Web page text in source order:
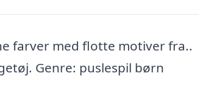
farver med flotte motiver fra..
Genre: puslespil børn